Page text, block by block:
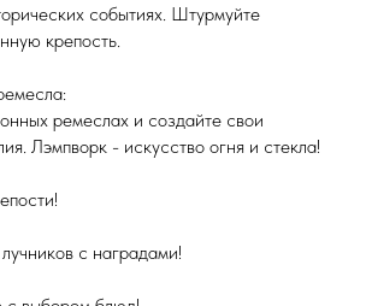
событиях. Штурмуйте
крепость.
ремеслах и создайте свои
Лэмпворк - искусство огня и стекла!
с наградами!